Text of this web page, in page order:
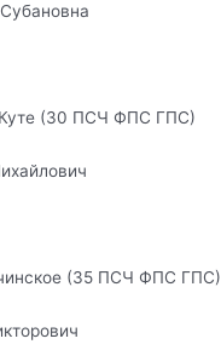
Куте (30 ПСЧ ФПС ГПС)
(35 ПСЧ ФПС ГПС)